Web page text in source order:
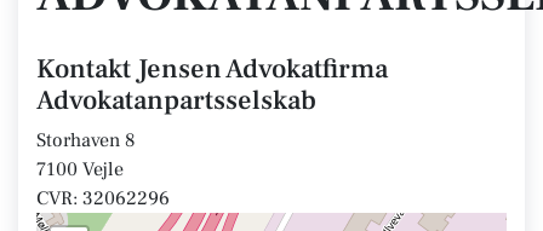
Kontakt Jensen Advokatfirma
Advokatanpartsselskab
Storhaven 8
7100 Vejle
CVR: 32062296